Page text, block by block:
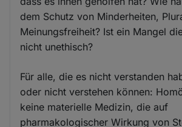
dem Schutz von Minderheiten,
Meinungsfreiheit? Ist ein Mangel
nicht unethisch?
Für alle, die es nicht verstanden
oder nicht verstehen können:
keine materielle Medizin, die auf
pharmakologischer Wirkung von